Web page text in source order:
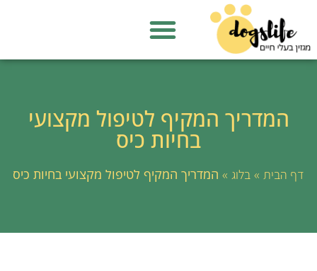
המדריך המקיף לטיפול מקצועי
בחיות כיס
דף הבית » בלוג » המדריך המקיף לטיפול מקצועי בחיות כיס